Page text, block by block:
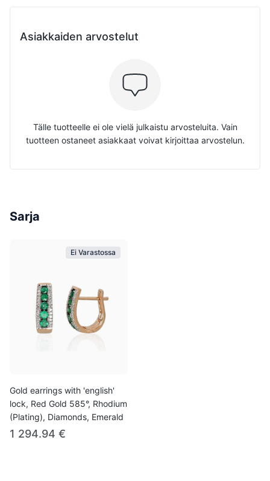
Asiakkaiden arvostelut
Tälle tuotteelle ei ole vielä julkaistu arvosteluita. Vain
tuotteen ostaneet asiakkaat voivat kirjoittaa arvostelun.
Sarja
Ei Varastossa
Gold earrings with 'english'
lock, Red Gold 585°, Rhodium
(Plating), Diamonds, Emerald
1 294.94 €